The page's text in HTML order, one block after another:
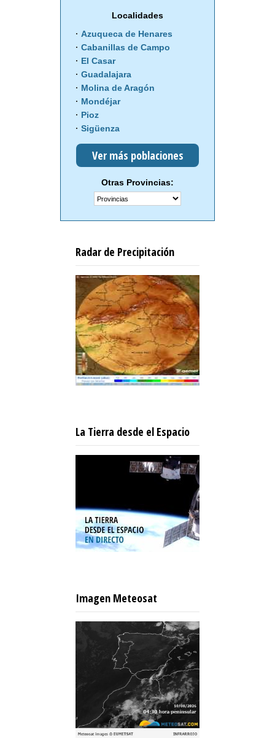
Localidades
Azuqueca de Henares
Cabanillas de Campo
El Casar
Guadalajara
Molina de Aragón
Mondéjar
Pioz
Sigüenza
Ver más poblaciones
Otras Provincias:
Radar de Precipitación
La Tierra desde el Espacio
Imagen Meteosat